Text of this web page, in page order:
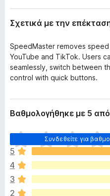
Σχετικά με την
SpeedMaster removes
YouTube and TikTok. Users
seamlessly, switch between
control with quick buttons.
Βαθμολογήθηκε με 5 από
Συνδεθείτε για
Δ
ε
ν
υ
π
ά
5
4
3
2